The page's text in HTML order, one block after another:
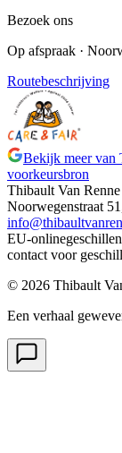
Bezoek ons
Op afspraak ·
Routebeschrijving
Bekijk meer van
voorkeursbron
Thibault Van
Noorwegenstraat
EU-
contact voor
© 2026 Thibault
Een verhaal